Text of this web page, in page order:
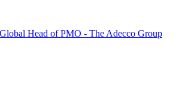
Head of PMO - The Adecco Group